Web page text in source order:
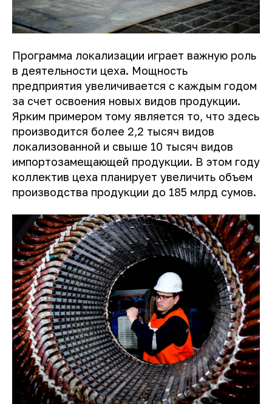
Программа локализации играет важную роль
в деятельности цеха. Мощность
предприятия увеличивается с каждым годом
за счет освоения новых видов продукции.
Ярким примером тому является то, что здесь
производится более 2,2 тысяч видов
локализованной и свыше 10 тысяч видов
импортозамещающей продукции. В этом году
коллектив цеха планирует увеличить объем
производства продукции до 185 млрд сумов.